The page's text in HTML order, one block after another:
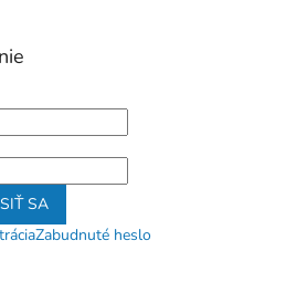
SA
Zabudnuté heslo